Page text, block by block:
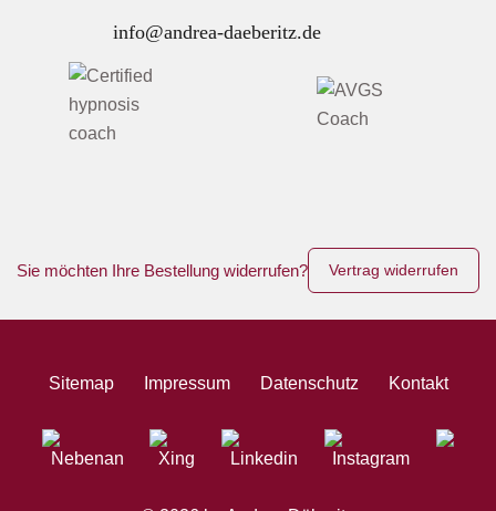
info@andrea-daeberitz.de
Sie möchten Ihre Bestellung widerrufen? Vertrag widerrufen
Sitemap Impressum Datenschutz Kontakt